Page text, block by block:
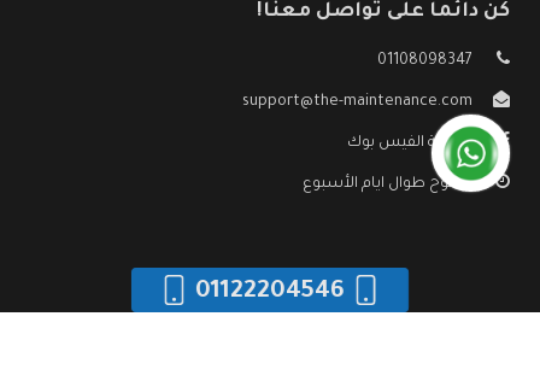
كن دائما على تواصل معنا!
01108098347
support@the-maintenance.com
صفحة الفيس بوك
مفتوح طوال ايام الأسبوع
01122204546